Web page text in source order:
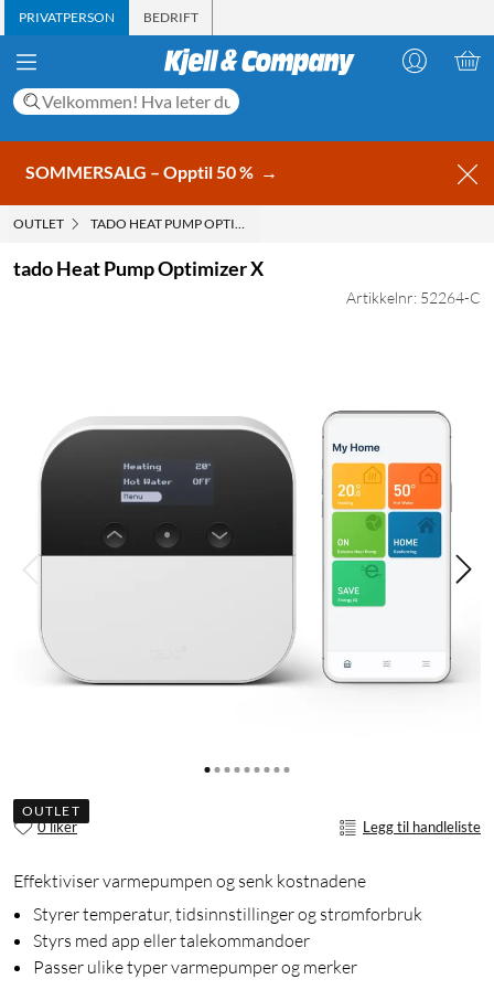
PRIVATPERSON BEDRIFT
SOMMERSALG – Opptil 50 % →
OUTLET TADO HEAT PUMP OPTIMIZER X
tado Heat Pump Optimizer X
Artikkelnr: 52264-C
OUTLET
0 liker Legg til handleliste
Effektiviser varmepumpen og senk kostnadene
Styrer temperatur, tidsinnstillinger og strømforbruk
Styrs med app eller talekommandoer
Passer ulike typer varmepumper og merker